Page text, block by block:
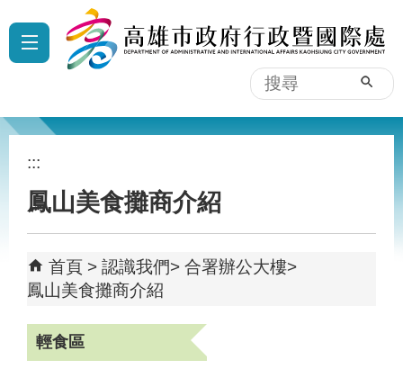
跳到主要內容區塊
搜
尋
:::
鳳山美食攤商介紹
首頁 認識我們
合署辦公大樓
鳳山美食攤商介紹
輕食區